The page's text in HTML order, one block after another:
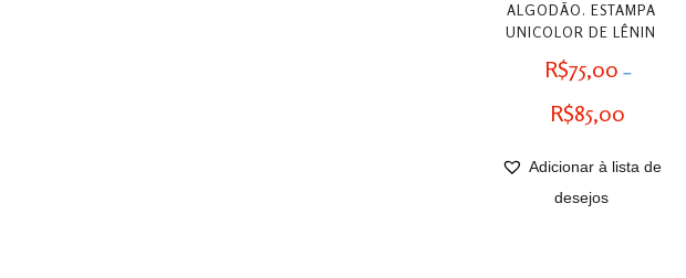
ALGODÃO. ESTAMPA
UNICOLOR DE LÊNIN
R$75,00 –
R$85,00
preço:
Adicionar à lista de
desejos